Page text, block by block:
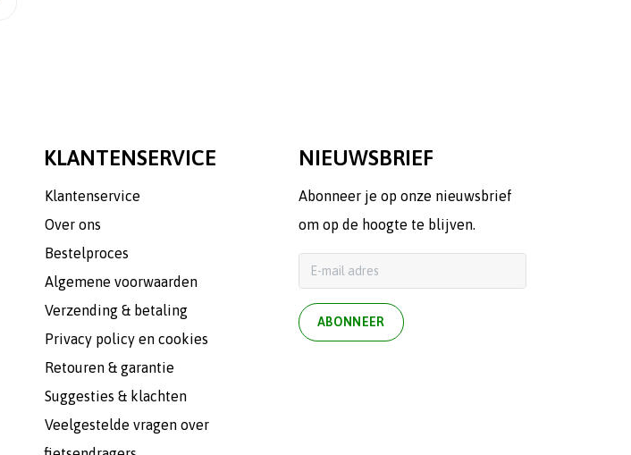
KLANTENSERVICE
Klantenservice
Over ons
Bestelproces
Algemene voorwaarden
Verzending & betaling
Privacy policy en cookies
Retouren & garantie
Suggesties & klachten
Veelgestelde vragen over
NIEUWSBRIEF
Abonneer je op onze nieuwsbrief
om op de hoogte te blijven.
ABONNEER